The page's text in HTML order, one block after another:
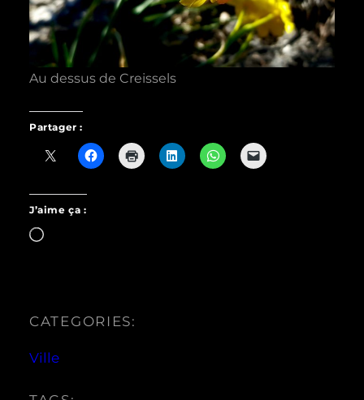
Au dessus de Creissels
Partager :
J’aime ça :
Chargement…
CATEGORIES:
Ville